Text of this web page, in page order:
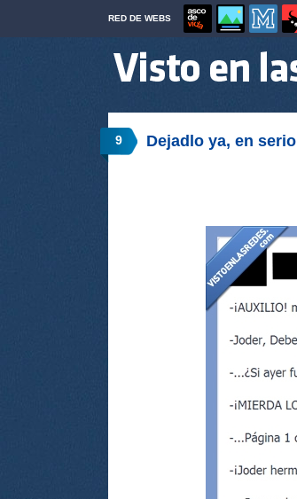
RED DE WEBS
9 Dejadlo ya, en serio